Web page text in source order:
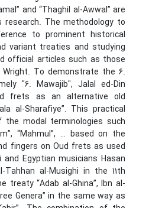
and “Thaghil al-Awwal” are
The methodology to
to prominent historical
variant treaties and studying
official articles such as those
Wright. To demonstrate the 6.
"6. Mawajib", Jalal ed-Din
frets as an alternative old
al-Sharafiye”. This practical
modal terminologies such
“Mahmul”, … based on the
fingers on Oud frets as used
Egyptian musicians Hasan
al-Musighi in the 11th
treaty “Adab al-Ghina”, Ibn al-
Genera” in the same way as